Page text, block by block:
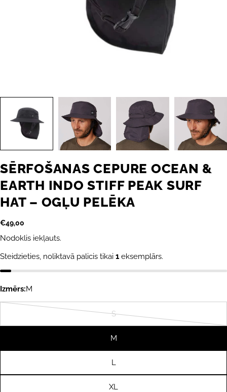
SĒRFOŠANAS CEPURE OCEAN &
EARTH INDO STIFF PEAK SURF
HAT – OGĻU PELĒKA
Parastā
€49,00
Nodoklis iekļauts.
Steidzieties, noliktavā palicis tikai 1 eksemplārs.
Izmērs:M
S
Variants
vai
pieejams
M
L
XL